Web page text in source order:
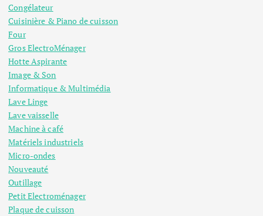
Congélateur
Cuisinière & Piano de cuisson
Four
Gros ElectroMénager
Hotte Aspirante
Image & Son
Informatique & Multimédia
Lave Linge
Lave vaisselle
Machine à café
Matériels industriels
Micro-ondes
Nouveauté
Outillage
Petit Electroménager
Plaque de cuisson